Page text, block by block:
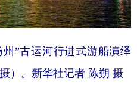
”古运河行进式游船演绎
）。新华社记者 陈朔 摄